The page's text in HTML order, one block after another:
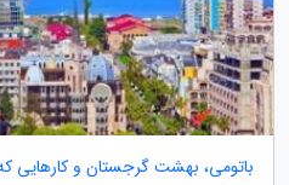
باتومی، بهشت گرجستان و کارهایی